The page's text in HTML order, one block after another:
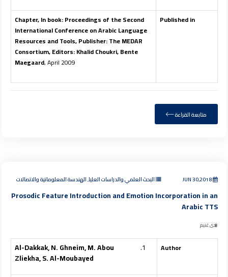
Published in
Chapter, In book: Proceedings of the Second
International Conference on Arabic Language
Resources and Tools, Publisher: The MEDAR
Consortium, Editors: Khalid Choukri, Bente
Maegaard, April 2009
متابعة القراءة
JUN 30,2018 البحث العلمي والدراسات العليا, الهندسة المعلوماتية والاتصالات
Prosodic Feature Introduction and Emotion Incorporation in an
Arabic TTS
ندى غنيم
Author
Al-Dakkak, N. Ghneim, M. Abou
Zliekha, S. Al-Moubayed